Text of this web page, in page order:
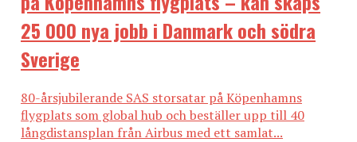
25 000 nya jobb i Danmark och södra
Sverige
80-årsjubilerande SAS storsatar på Köpenhamns
flygplats som global hub och beställer upp till 40
långdistansplan från Airbus med ett samlat...